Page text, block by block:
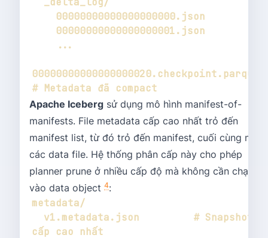
00000000000000000020.checkpoint.parquet
Apache Iceberg sử dụng mô hình manifest-of-
manifests. File metadata cấp cao nhất trỏ đến
manifest list, từ đó trỏ đến manifest, cuối cùng mô
các data file. Hệ thống phân cấp này cho phép
planner prune ở nhiều cấp độ mà không cần chạm
vào data object 4: